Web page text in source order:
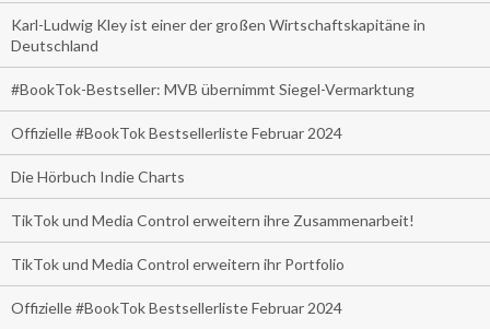
Karl-Ludwig Kley ist einer der großen Wirtschaftskapitäne in
Deutschland
#BookTok-Bestseller: MVB übernimmt Siegel-Vermarktung
Offizielle #BookTok Bestsellerliste Februar 2024
Die Hörbuch Indie Charts
TikTok und Media Control erweitern ihre Zusammenarbeit!
TikTok und Media Control erweitern ihr Portfolio
Offizielle #BookTok Bestsellerliste Februar 2024